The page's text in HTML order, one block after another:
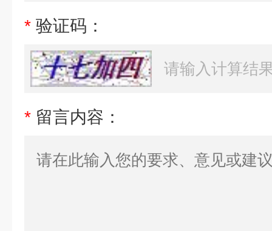
* 验证码：
* 留言内容：